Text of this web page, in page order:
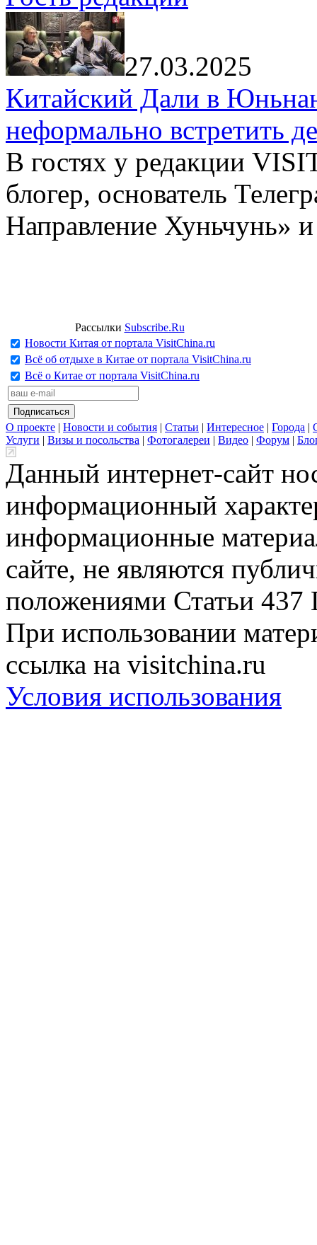
27.03.2025
Китайский Дали в
неформально встретить
В гостях у редакции
блогер, основатель
Направление Хуньчунь»
Рассылки Subscribe.Ru
Новости Китая от портала VisitChina.ru
Всё об отдыхе в Китае от портала VisitChina.ru
Всё о Китае от портала VisitChina.ru
О проекте | Новости и события | Статьи | Интересное | Города |
Услуги | Визы и посольства | Фотогалереи | Видео | Форум |
Данный интернет-сайт
информационный
информационные
сайте, не являются
положениями Статьи 437
При использовании
ссылка на visitchina.ru
Условия использования